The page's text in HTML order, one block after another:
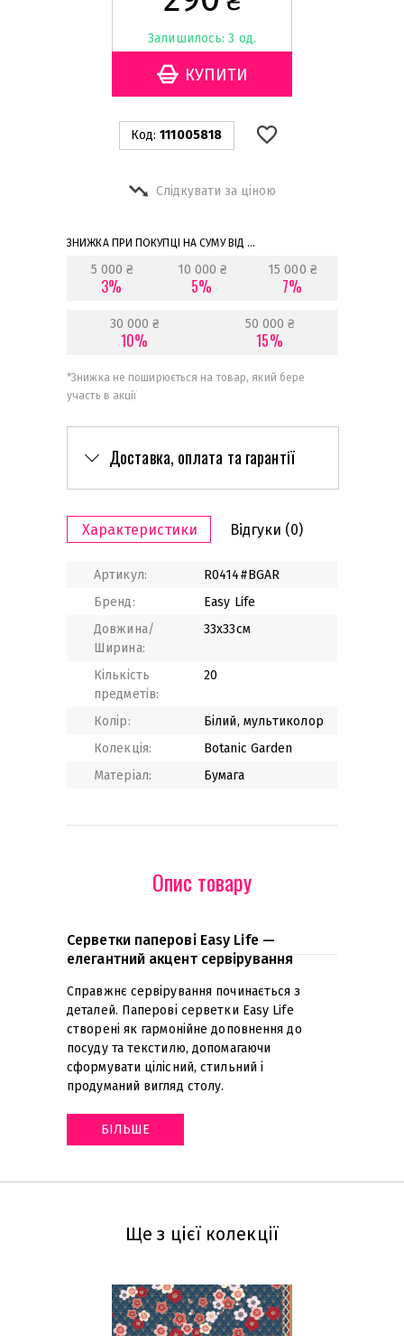
Залишилось: 3 од.
Код: 111005818
Слідкувати за ціною
ЗНИЖКА ПРИ ПОКУПЦІ НА СУМУ ВІД ...
5 000 ₴
3%
10 000 ₴
5%
15 000 ₴
7%
30 000 ₴
10%
50 000 ₴
15%
*Знижка не поширюється на товар, який бере
участь в акції
Доставка, оплата та гарантії
Характеристики Відгуки (0)
Артикул:
R0414#BGAR
Бренд:
Easy Life
Довжина/
Ширина:
33x33см
Кількість
предметів:
20
Колір:
Білий, мультиколор
Колекція:
Botanic Garden
Матеріал:
Бумага
Опис товару
Серветки паперові Easy Life —
елегантний акцент сервірування
Справжнє сервірування починається з
деталей. Паперові серветки Easy Life
створені як гармонійне доповнення до
посуду та текстилю, допомагаючи
сформувати цілісний, стильний і
продуманий вигляд столу.
БІЛЬШЕ
Ще з цієї колекції